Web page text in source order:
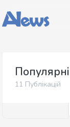
Популярні
11 Публікацій